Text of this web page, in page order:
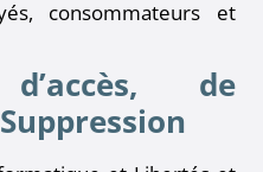
consommateurs et
de